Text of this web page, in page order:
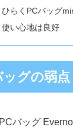
ひらくPCバッグ
使い心地は良好
グの弱点
バッグ